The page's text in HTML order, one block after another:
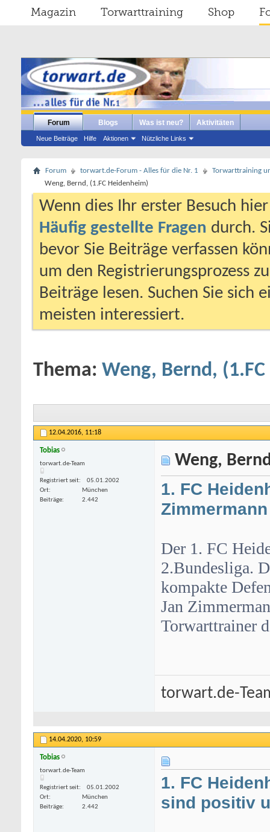
Magazin Torwarttraining Shop
Forum
Neue Beiträge Hilfe Aktionen Nützliche Links
Blogs Was ist neu? Aktivitäten
Forum torwart.de-Forum - Alles für die Nr. 1
Torwarttraining
Weng, Bernd, (1.FC Heidenheim)
Wenn dies Ihr erster Besuch
Häufig gestellte Fragen durch.
bevor Sie Beiträge verfassen
um den Registrierungsprozess
Beiträge lesen. Suchen Sie sich
meisten interessiert.
Thema: Weng, Bernd,
12.04.2016, 11:18
Tobias
torwart.de-Team
4/teen/-deutsche porno star kostenlose porno
Registriert seit
05.01.2002
Ort
München
Beiträge
2.442
Weng,
1. FC
Der 1. FC
2.Bundesliga.
kompakte
Jan
Torwarttrainer
torwart.de-
14.04.2020, 10:59
Tobias
torwart.de-Team
4/teen/-deutsche porno star kostenlose porno
Registriert seit
05.01.2002
Ort
München
Beiträge
2.442
1. FC
sind positiv